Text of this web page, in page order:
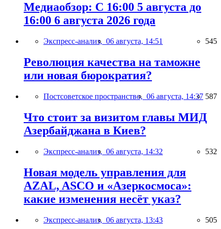
Медиаобзор: С 16:00 5 августа до
16:00 6 августа 2026 года
Экспресс-анализ, 06 августа, 14:51 545
Революция качества на таможне
или новая бюрократия?
Постсоветское пространство, 06 августа, 14:37 587
Что стоит за визитом главы МИД
Азербайджана в Киев?
Экспресс-анализ, 06 августа, 14:32 532
Новая модель управления для
AZAL, ASCO и «Азеркосмоса»:
какие изменения несёт указ?
Экспресс-анализ, 06 августа, 13:43 505